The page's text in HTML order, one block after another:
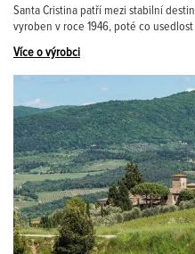
Santa Cristina patří mezi stabilní
vyroben v roce 1946, poté co
Více o výrobci